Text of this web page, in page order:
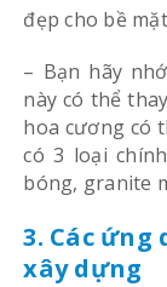
đẹp cho bề
– Bạn hãy
này có thể
hoa cương có
có 3 loại
bóng, granite
3. Các
xây dựng